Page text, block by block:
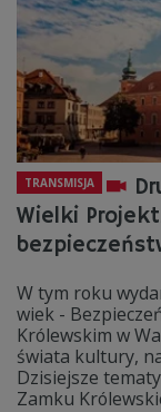
TRANSMISJA
Wielki
W tym roku
wiek -
Królewskim w
świata kultury,
Dzisiejsze
Zamku